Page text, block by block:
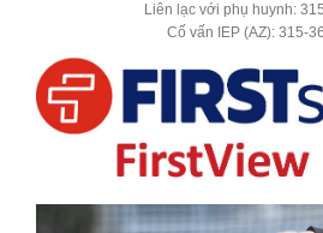
Liên lạc với phụ huynh:
Cố vấn IEP (AZ): 315-